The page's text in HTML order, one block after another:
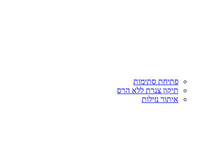
פתיחת סתימות
תיקון צנרת ללא הרס
איתור נזילות